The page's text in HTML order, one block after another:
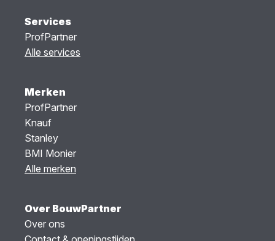
Services
ProfPartner
Alle services
Merken
ProfPartner
Knauf
Stanley
BMI Monier
Alle merken
Over BouwPartner
Over ons